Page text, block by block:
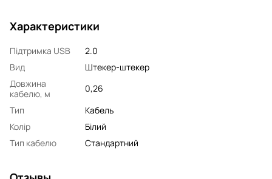
Характеристики
Підтримка USB
2.0
Вид
Штекер-штекер
Довжина
кабелю, м
0,26
Тип
Кабель
Колір
Білий
Тип кабелю
Стандартний